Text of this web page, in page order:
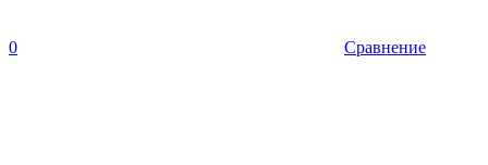
0 Сравнение